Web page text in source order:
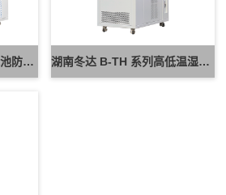
湖南冬达 B-TH-B 系列电池防爆试验箱 新能源电池高低温防爆测试设备 湖南冬达 B-TH 系列高低温湿热试验箱 可定制高低温循环可靠性测试设备